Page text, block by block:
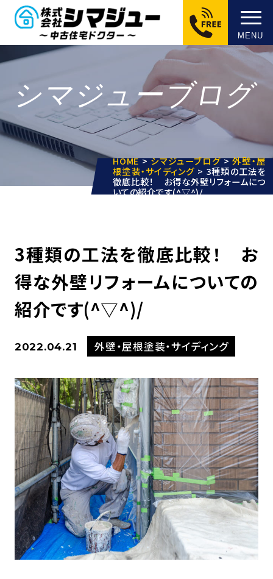
MENU
シマジューブログ
HOME>シマジューブログ>外壁・屋
根塗装・サイディング > 3種類の工法を
徹底比較！ お得な外壁リフォームにつ
いての紹介です(^▽^)/
3種類の工法を徹底比較！ お
得な外壁リフォームについての
紹介です(^▽^)/
2022.04.21 外壁・屋根塗装・サイディング